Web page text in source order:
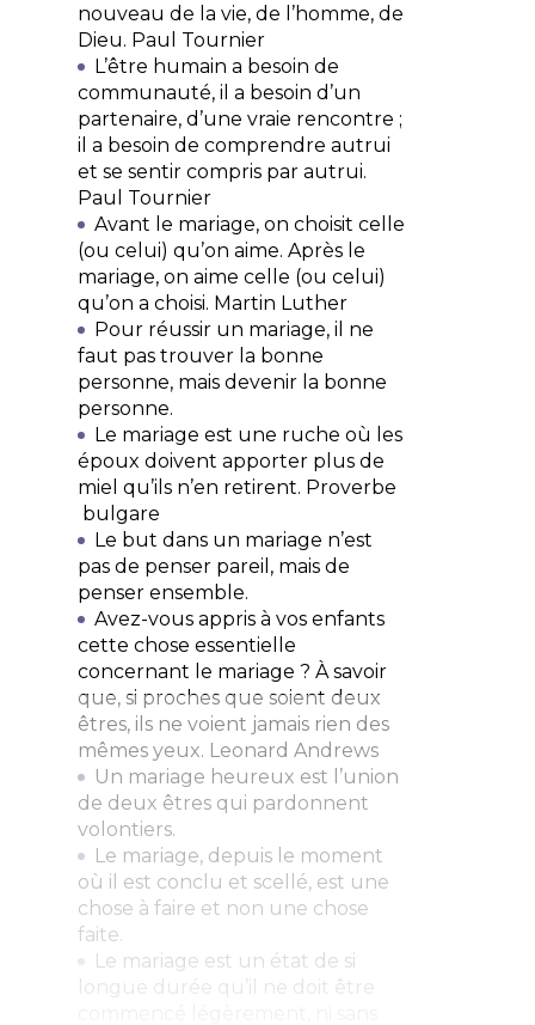
nouveau de la vie, de l’homme, de
Dieu. Paul Tournier
L’être humain a besoin de
communauté, il a besoin d’un
partenaire, d’une vraie rencontre ;
il a besoin de comprendre autrui
et se sentir compris par autrui.
Paul Tournier
Avant le mariage, on choisit celle
(ou celui) qu’on aime. Après le
mariage, on aime celle (ou celui)
qu’on a choisi. Martin Luther
Pour réussir un mariage, il ne
faut pas trouver la bonne
personne, mais devenir la bonne
personne.
Le mariage est une ruche où les
époux doivent apporter plus de
miel qu’ils n’en retirent. Proverbe
bulgare
Le but dans un mariage n’est
pas de penser pareil, mais de
penser ensemble.
Avez-vous appris à vos enfants
cette chose essentielle
concernant le mariage ? À savoir
que, si proches que soient deux
êtres, ils ne voient jamais rien des
mêmes yeux. Leonard Andrews
Un mariage heureux est l’union
de deux êtres qui pardonnent
volontiers.
Le mariage, depuis le moment
où il est conclu et scellé, est une
chose à faire et non une chose
faite.
Le mariage est un état de si
longue durée qu’il ne doit être